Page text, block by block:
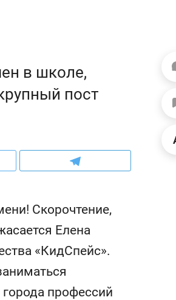
в школе,
пост
Скорочтение,
Елена
«КидСпейс».
профессий
Наседкина: «Ремонт
с мебелью за 2
для меня это